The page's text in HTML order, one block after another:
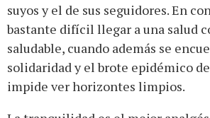
suyos y el de sus seguidores. En
bastante difícil llegar a una salud
saludable, cuando además se
solidaridad y el brote epidémico
impide ver horizontes limpios.